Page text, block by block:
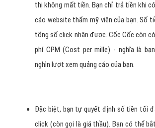
cáo website thẩm mỹ viện trên Cốc
thị không mất tiền. Bạn chỉ trả tiền khi
cáo website thẩm mỹ viện của bạn. Số
tổng số click nhận được. Cốc Cốc còn
phí CPM (Cost per mille) - nghĩa là
Đặc biệt, bạn tự quyết định số tiền tối